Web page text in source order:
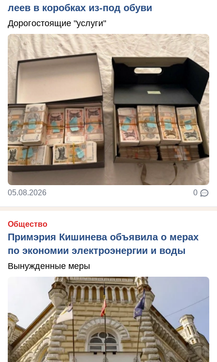
леев в коробках из-под обуви
Дорогостоящие "услуги"
05.08.2026 0
Общество
Примэрия Кишинева объявила о мерах
по экономии электроэнергии и воды
Вынужденные меры